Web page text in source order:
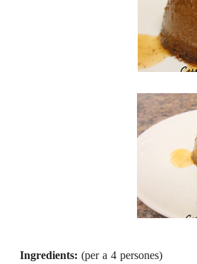
Ingredients: (per a 4 persones)